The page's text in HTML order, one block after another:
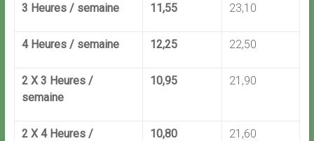
3 Heures / semaine 11,55 23,10
4 Heures / semaine 12,25 22,50
2 X 3 Heures /
semaine
10,95 21,90
2 X 4 Heures / 10,80 21,60